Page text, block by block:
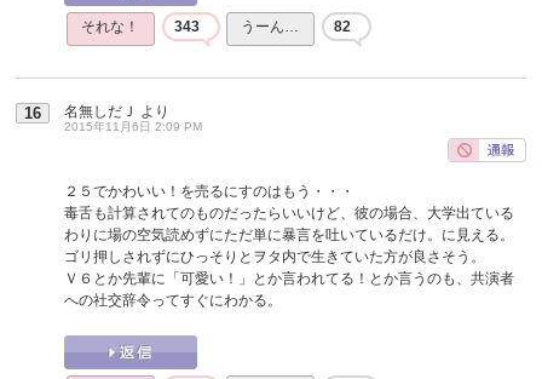
それな！ 343 うーん… 82
16 名無しだＪ より
2015年11月6日 2:09 PM
２５でかわいい！を売るにすのはもう・・・
毒舌も計算されてのものだったらいいけど、彼の場合、大学出ている
わりに場の空気読めずにただ単に暴言を吐いているだけ。に見える。
ゴリ押しされずにひっそりとヲタ内で生きていた方が良さそう。
Ｖ６とか先輩に「可愛い！」とか言われてる！とか言うのも、共演者
への社交辞令ってすぐにわかる。